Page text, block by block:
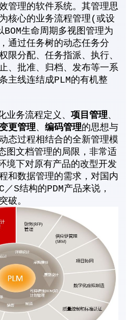
管理的软件系统。其管理思
核心的业务流程管理(或设
生命周期多视图管理为
通过任务树的动态任务分
限分配、任务指派、执行、
、批准、归档、发布等一系
主线连结成PLM的有机整
务流程定义、 项目管理、
更管理、 编码管理的思想与
态过程相结合的全新管理模
图文档管理的局限，非常适
境下对原有产品的改型开发
和数据管理的需求，对国内
S结构的PDM产品来说，
破。